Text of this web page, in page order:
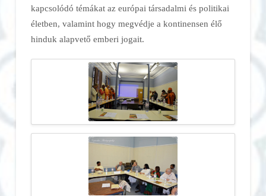
kapcsolódó témákat az európai társadalmi és politikai
életben, valamint hogy megvédje a kontinensen élő
hinduk alapvető emberi jogait.